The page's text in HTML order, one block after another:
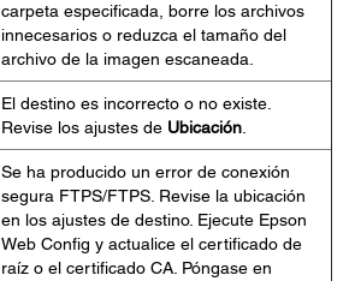
carpeta especificada, borre los archivos
innecesarios o reduzca el tamaño del
archivo de la imagen escaneada.
El destino es incorrecto o no existe.
Revise los ajustes de Ubicación
Se ha producido un error de conexión
segura FTPS/FTPS. Revise la ubicación
en los ajustes de destino. Ejecute Epson
Web Config y actualice el certificado de
raíz o el certificado CA. Póngase en